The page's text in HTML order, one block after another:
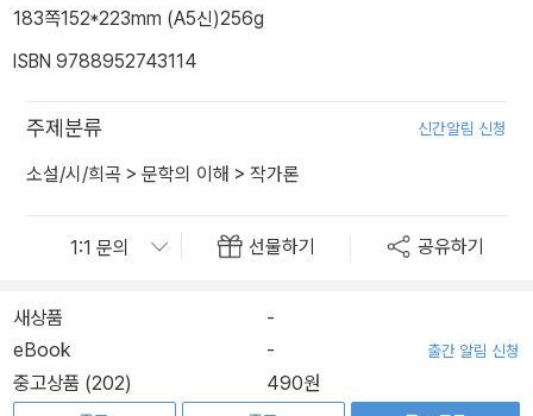
183쪽152*223mm (A5신)256g
ISBN 9788952743114
주제분류 신간알림 신청
소설/시/희곡 > 문학의 이해 > 작가론
선물하기 공유하기
새상품
-
eBook
- 출간 알림 신청
중고상품 (202) 490원